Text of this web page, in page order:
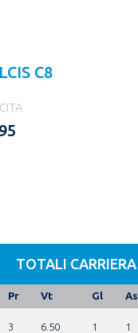
C8
TOTALI CARRIERA
Pr Vt Gl As
3 6.50 1 1